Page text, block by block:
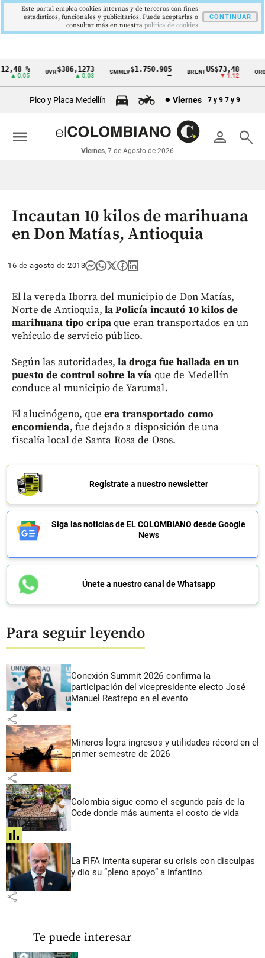
Cintillo
económicos
Colombia
%
▲ 0.05
UVR$386,1273
▲ 0.03
SMMLV$1.750.905 BRENTUS$73,48
▼ 1.12
ORO
Pico y Placa Medellín Viernes 7 y 9 7 y 9
person search
Viernes, 7 de Agosto de 2026
menu
Incautan 10 kilos de marihuana
en Don Matías, Antioquia
16 de agosto de 2013
El la vereda Iborra del municipio de Don Matías,
Norte de Antioquia, la Policía incautó 10 kilos de
marihuana tipo cripaque eran transportados en un
vehículo de servicio público.
Según las autoridades,la droga fue hallada en un
puesto de control sobre la vía que de Medellín
conduce al municipio de Yarumal.
El alucinógeno, que era transportado como
encomienda, fue dejado a disposición de una
fiscalía local de Santa Rosa de Osos.
Regístrate a nuestro newsletter
Siga las noticias de EL COLOMBIANO desde Google
News
Únete a nuestro canal de Whatsapp
Para seguir leyendo
Conexión Summit 2026 confirma la
participación del vicepresidente electo José
Manuel Restrepo en el evento
share
Mineros logra ingresos y utilidades récord en el
primer semestre de 2026
share
Colombia sigue como el segundo país de la
Ocde donde más aumenta el costo de vida
share
La FIFA intenta superar su crisis con disculpas
y dio su “pleno apoyo” a Infantino
share
Te puede interesar
Este portal emplea cookies internas y de terceros con fines
estadísticos, funcionales y publicitarios. Puede aceptarlas o
consultar más en nuestra politica de cookies
CONTINUAR